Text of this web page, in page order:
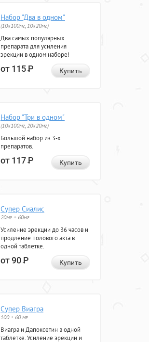
Набор "Два в одном"
(10x100мг, 10x20мг)
Два самых популярных
препарата для усиления
эрекции в одном наборе!
от 115Р Купить
Набор "Три в одном"
(10x100мг, 20x20мг)
Большой набор из 3-х
препаратов.
от 117Р Купить
Супер Сиалис
20мг + 60мг
Усиление эрекции до 36 часов и
продление полового акта в
одной таблетке.
от 90Р Купить
Супер Виагра
100 + 60 мг
Виагра и Дапоксетин в одной
таблетке. Усиление эрекции и